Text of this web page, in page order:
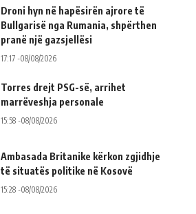
Droni hyn në hapësirën ajrore të
Bullgarisë nga Rumania, shpërthen
pranë një gazsjellësi
17:17 -08/08/2026
Torres drejt PSG-së, arrihet
marrëveshja personale
15:58 -08/08/2026
Ambasada Britanike kërkon zgjidhje
të situatës politike në Kosovë
15:28 -08/08/2026